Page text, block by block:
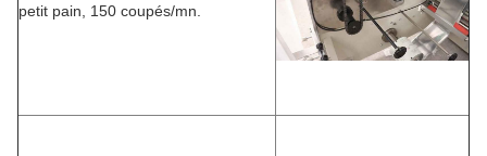
petit pain, 150 coupés/mn.